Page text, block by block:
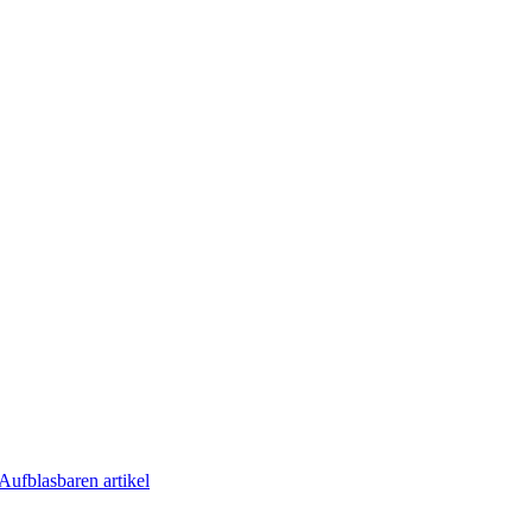
Aufblasbaren artikel